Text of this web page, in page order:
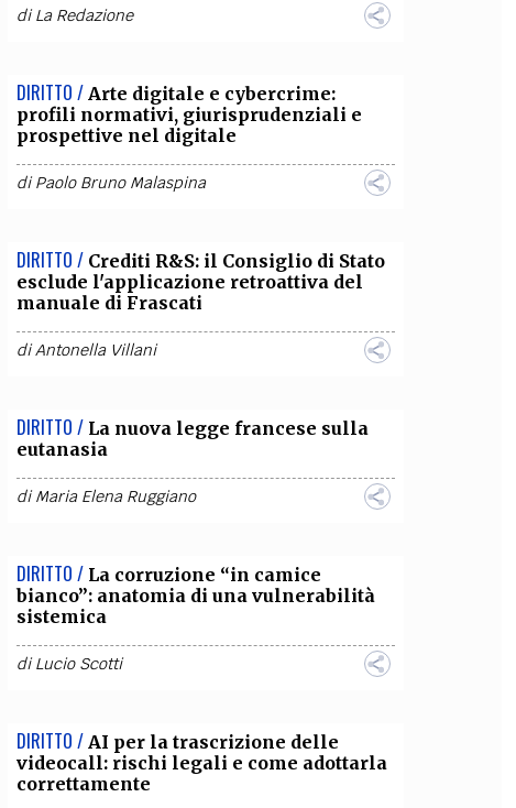
diLa Redazione
DIRITTO / Arte digitale e cybercrime:
profili normativi, giurisprudenziali e
prospettive nel digitale
diPaolo Bruno Malaspina
DIRITTO / Crediti R&S: il Consiglio di Stato
esclude l'applicazione retroattiva del
manuale di Frascati
diAntonella Villani
DIRITTO / La nuova legge francese sulla
eutanasia
diMaria Elena Ruggiano
DIRITTO / La corruzione “in camice
bianco”: anatomia di una vulnerabilità
sistemica
diLucio Scotti
DIRITTO / AI per la trascrizione delle
videocall: rischi legali e come adottarla
correttamente